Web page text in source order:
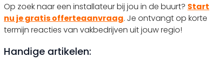
Op zoek naar een installateur bij jou in de buurt? Start
nu je gratis offerteaanvraag. Je ontvangt op korte
termijn reacties van vakbedrijven uit jouw regio!
Handige artikelen: